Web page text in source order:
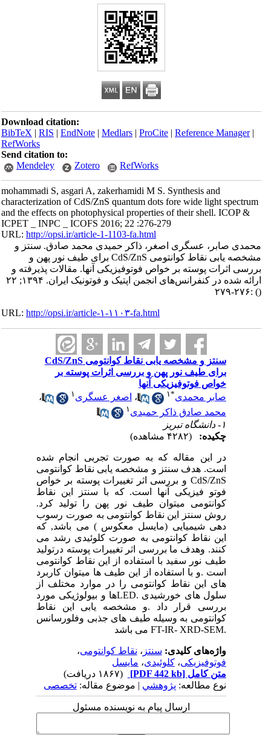
Download citation:
BibTeX|RIS|EndNote|Medlars|ProCite|Reference Manager
RefWorks
Send citation to:
Mendeley
Zotero RefWorks
mohammadi S, asgari A, zakerhamidi M S. Synthesis and
characterization of CdS/ZnS quantum dots fore wide light spectrum
and the effects on photophysical properties of their shell. ICOP &
ICPET _ INPC _ ICOFS 2016; 22 :276-279
URL:http://opsi.ir/article-1-1103-fa.html
محمدی صابر، عسگری اصغر، ذاکر حمیدی محمد صادق. سنتز و
مشخصه یابی نقاط کوانتومی CdS/ZnS برای طیف نور پهن و
بررسی اثرات پوسته بر خواص فوتوفیزیکی آنها. مقالات پذیرفته و
ارائه شده در کنفرانس‌های انجمن اپتیک و فوتونیک ایران. ۱۳۹۴; ۲۲
:۲۷۶-۲۷۹
URL:http://opsi.ir/article-۱-۱۱۰۳-fa.html
سنتز و مشخصه یابی نقاط کوانتومی CdS/ZnS
برای طیف نور پهن و بررسی اثرات پوسته بر
خواص فوتوفیزیکی آنها
صابر محمدی* ۱ ،اصغر عسگری۱
،
محمد صادق ذاکر حمیدی
چکیده:
در این مقاله که به صورت تجربی انجام شده
است. هدف سنتز و مشخصه یابی نقاط کوانتومی
CdS/ZnS و بررسی اثر تغییرات پوسته بر خواص
فوتو فیزیکی آنها است. که با سنتز این نقاط
کوانتومی میتوان طیف نور پهن را تولید کرد.
روش سنتز این نقاط کوانتومی به صورت رسوب
دهی شیمیایی (مایسل معکوس ) می باشد, که
این نقاط کوانتومی به صورت کلوئیدی رشد می
کنند. وهدف ما بررسی اثر تغییرات پوسته درتولید
طیف نور سفید با استفاده از این نقاط کوانتومی
است .و با استفاده از این طیف ها میتوان کاربرد
های این نقاط کوانتومی را در موارد مختلف از
سلول های خورشیدی .LEDها و بیولوژیکی مورد
بررسی قرار داد .و مشخصه یابی این نقاط
کوانتومی به وسیله طیف های جذبی وفلورسانس
واژه‌های کلیدی:سنتز، نقاط کوانتومی،
فوتوفیزیکی،کلوئیدی،مایسل
متن کامل[PDF 442 kb]
نوع مطالعه:پژوهشي| موضوع مقاله:تخصصی
ارسال پیام به نویسنده مسئول